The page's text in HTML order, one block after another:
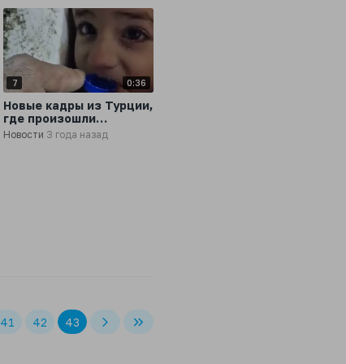
7 0:36
Новые кадры из Турции,
где произошли
разрушительные
землетрясения
Новости 3 года назад
41 42 43